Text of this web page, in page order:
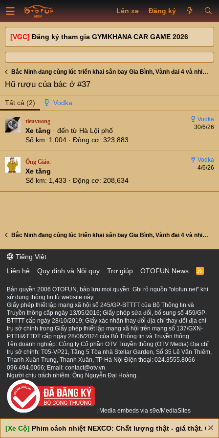
Lên xe Đăng ký
[VGC] Đăng ký tham gia GYMKHANA CAR GAME 2026
Bắc Ninh đang cùng lúc triển khai sân bay Gia Bình, Vành đai 4 và nhiều cầu lớn, các cụ đánh giá tiềm năng khu vực này thế nào ?
Hũ rượu của bác ở #37
Tất cả (2)
30/6/26
tieuvuong
Xe tăng · đến từ Hà Lội phố
Số km
1,004 Động cơ 323,883
4/6/26
Ông Giáo.
Xe tăng
Số km
1,433 Động cơ 208,634
Bắc Ninh đang cùng lúc triển khai sân bay Gia Bình, Vành đai 4 và nhiều cầu lớn, các cụ đánh giá tiềm năng khu vực này thế nào ?
Tiếng Việt
Liên hệ
Quy định và Nội quy Trợ giúp OTOFUN News
R
S
Bản quyền 2006 OTOFUN, bảo lưu mọi quyền. Ghi rõ nguồn "otofun.net" khi
sử dụng thông tin từ website này.
Giấy phép thiết lập mạng xã hội số 245/GP-BTTTT của Bộ Thông tin và
Truyền thông cấp ngày 13/05/2016; Giấy phép sửa đổi, bổ sung số 459/GP-
BTTTT cấp ngày 28/10/2019; Giấy xác nhận thay đổi địa chỉ thay đổi địa chỉ
trụ sở chính trong Giấy phép thiết lập mạng xã hội trên mạng số 137/GXN-
PTTH&TTĐT cấp ngày 28/06/2024 của Bộ Thông tin và Truyền thông.
Tên doanh nghiệp: Công ty Cổ phần OTV Truyền thông (OTV Media) Địa chỉ
trụ sở chính: T05-VP21, Tầng 5 Tòa nhà Stellar Garden, Số 35 Lê Văn Thiêm,
Thanh Xuân Trung, Thanh Xuân, TP Hà Nội Điện thoại: 024.3555.8066 -
096.494.6066; Email: contact@otv.vn
Người chịu trách nhiệm: Ông Nguyễn Đại Hoàng.
Media embeds via s9e/MediaSites
[Xe Cộ] Phim cách nhiệt NEXCO: Chất lượng thật - giá thật. Giá